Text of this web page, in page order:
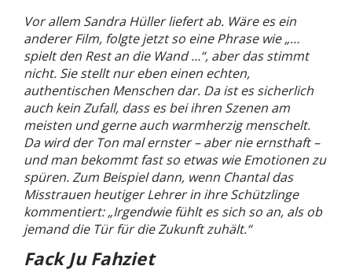
Vor allem Sandra Hüller liefert ab. Wäre es ein
anderer Film, folgte jetzt so eine Phrase wie „…
spielt den Rest an die Wand …“, aber das stimmt
nicht. Sie stellt nur eben einen echten,
authentischen Menschen dar. Da ist es sicherlich
auch kein Zufall, dass es bei ihren Szenen am
meisten und gerne auch warmherzig menschelt.
Da wird der Ton mal ernster – aber nie ernsthaft –
und man bekommt fast so etwas wie Emotionen zu
spüren. Zum Beispiel dann, wenn Chantal das
Misstrauen heutiger Lehrer in ihre Schützlinge
kommentiert: „Irgendwie fühlt es sich so an, als ob
jemand die Tür für die Zukunft zuhält.“
Fack Ju Fahziet